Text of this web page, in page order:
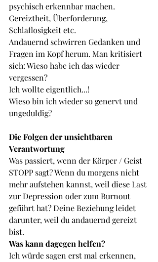
psychisch erkennbar machen.
Gereiztheit, Überforderung,
Schlaflosigkeit etc.
Andauernd schwirren Gedanken und
Fragen im Kopf herum. Man kritisiert
sich: Wieso habe ich das wieder
vergessen?
Ich wollte eigentlich...!
Wieso bin ich wieder so genervt und
ungeduldig?
Die Folgen der unsichtbaren
Verantwortung
Was passiert, wenn der Körper / Geist
STOPP sagt? Wenn du morgens nicht
mehr aufstehen kannst, weil diese Last
zur Depression oder zum Burnout
geführt hat? Deine Beziehung leidet
darunter, weil du andauernd gereizt
bist.
Was kann dagegen helfen?
Ich würde sagen erst mal erkennen,